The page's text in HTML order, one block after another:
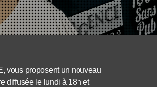
vous proposent un nouveau
diffusée le lundi à 18h et